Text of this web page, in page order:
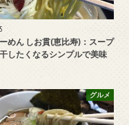
めん しお貫(恵比寿)：スープ
したくなるシンプルで美味
グルメ